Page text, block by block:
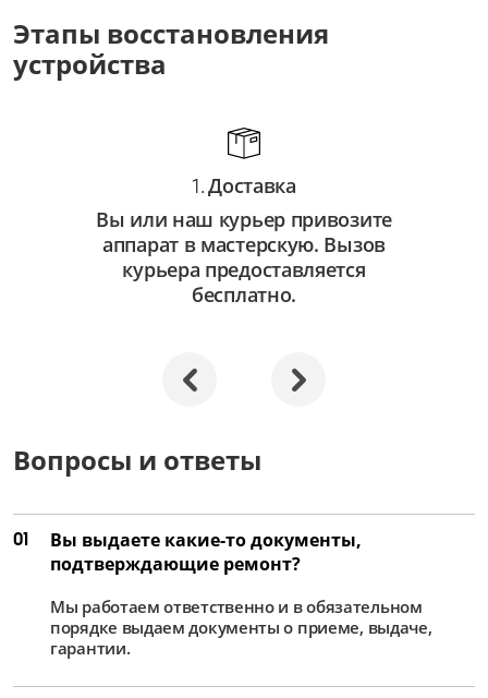
от 3 500 ₽
Восстановление системы
Этапы восстановления
устройства
1.Доставка
Вы или наш курьер привозите
аппарат в мастерскую. Вызов
курьера предоставляется
бесплатно.
Вопросы и ответы
01
Вы выдаете какие-то документы,
подтверждающие ремонт?
Мы работаем ответственно и в обязательном
порядке выдаем документы о приеме, выдаче,
гарантии.